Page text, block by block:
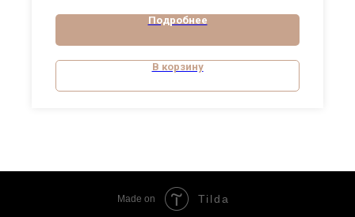
Подробнее
В корзину
Made on Tilda